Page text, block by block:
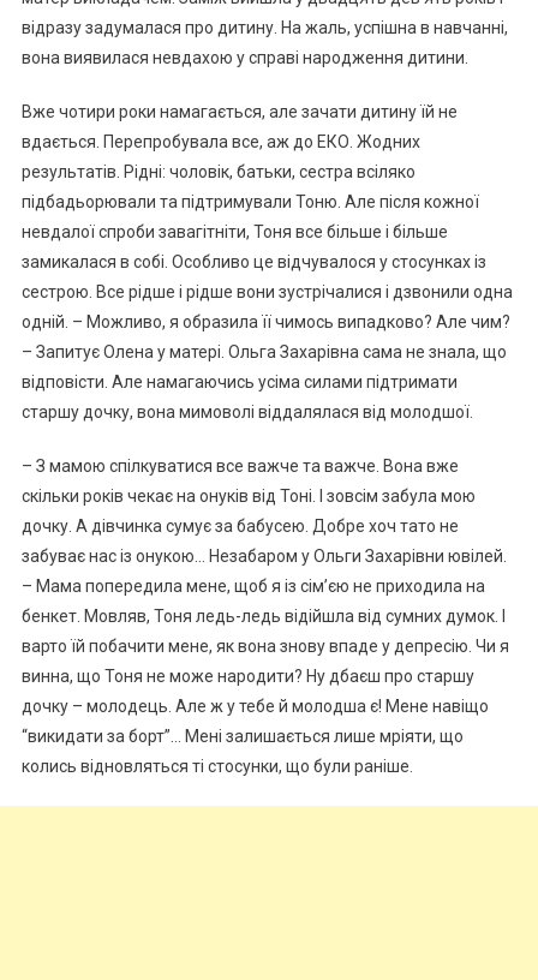
відразу задумалася про дитину. На жаль, успішна в навчанні,
вона виявилася невдахою у справі народження дитини.
Вже чотири роки намагається, але зачати дитину їй не
вдається. Перепробувала все, аж до ЕКО. Жодних
результатів. Рідні: чоловік, батьки, сестра всіляко
підбадьорювали та підтримували Тоню. Але після кожної
невдалої спроби завагітніти, Тоня все більше і більше
замикалася в собі. Особливо це відчувалося у стосунках із
сестрою. Все рідше і рідше вони зустрічалися і дзвонили одна
одній. – Можливо, я образила її чимось випадково? Але чим?
– Запитує Олена у матері. Ольга Захарівна сама не знала, що
відповісти. Але намагаючись усіма силами підтримати
старшу дочку, вона мимоволі віддалялася від молодшої.
– З мамою спілкуватися все важче та важче. Вона вже
скільки років чекає на онуків від Тоні. І зовсім забула мою
дочку. А дівчинка сумує за бабусею. Добре хоч тато не
забуває нас із онукою… Незабаром у Ольги Захарівни ювілей.
– Мама попередила мене, щоб я із сім’єю не приходила на
бенкет. Мовляв, Тоня ледь-ледь відійшла від сумних думок. І
варто їй побачити мене, як вона знову впаде у депресію. Чи я
винна, що Тоня не може народити? Ну дбаєш про старшу
дочку – молодець. Але ж у тебе й молодша є! Мене навіщо
“викидати за борт”… Мені залишається лише мріяти, що
колись відновляться ті стосунки, що були раніше.